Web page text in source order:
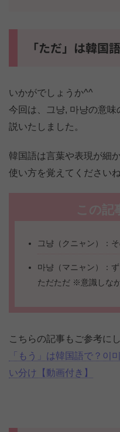
「ただ」は韓国
いかがでしょうか^^
今回は、그냥, 마냥の意
説いたしました。
韓国語は言葉や表現が細
使い方を覚えてください
この記
그냥（クニャン）：
마냥（マニャン）：
ただただ ※意識しな
こちらの記事もご参考に
「もう」は韓国語で？이
い分け【動画付き】